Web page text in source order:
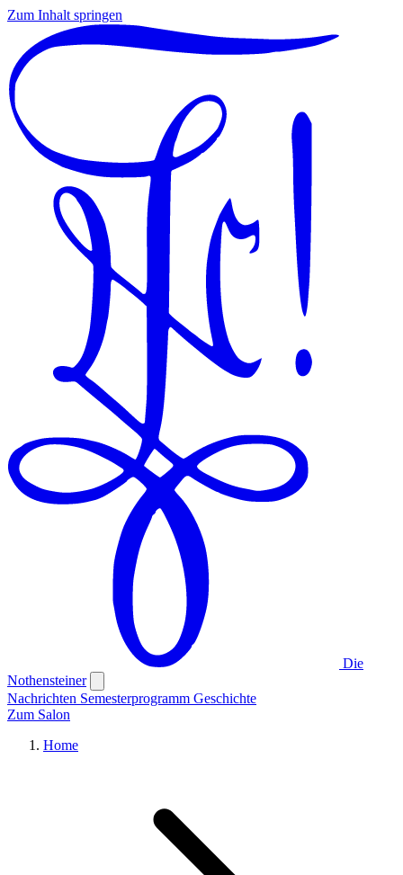
Zum Inhalt springen
Die
Nothensteiner
Nachrichten Semesterprogramm Geschichte
Zum Salon
Home